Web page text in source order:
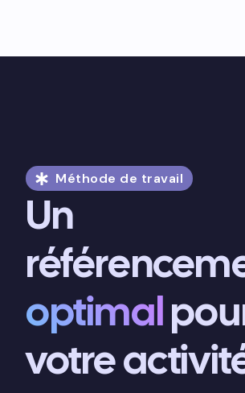
Méthode de travail
Un
optimal
votre